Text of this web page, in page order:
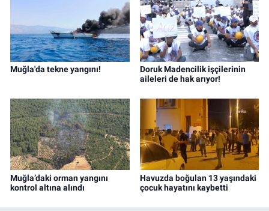
Muğla'da tekne yangını!
Doruk Madencilik işçilerinin
aileleri de hak arıyor!
Muğla’daki orman yangını
kontrol altına alındı
Havuzda boğulan 13 yaşındaki
çocuk hayatını kaybetti